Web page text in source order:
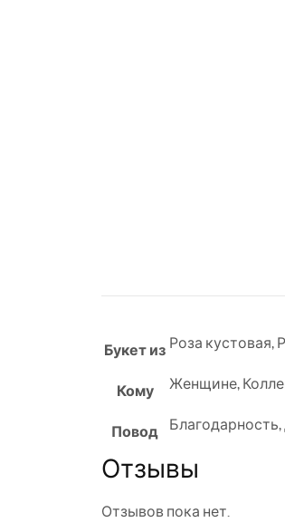
Букет из Роза кустовая,
Кому Женщине,
Повод Благодарность,
Отзывы
Отзывов пока нет.